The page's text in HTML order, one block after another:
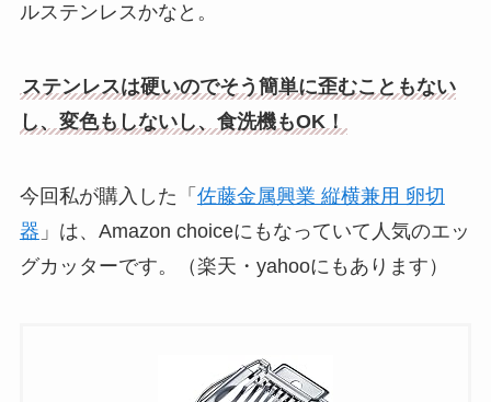
ルステンレスかなと。
ステンレスは硬いのでそう簡単に歪むこともない
し、変色もしないし、食洗機もOK！
今回私が購入した「 佐藤金属興業 縦横兼用 卵切
器 」は、Amazon choiceにもなっていて人気のエッ
グカッターです。（楽天・yahooにもあります）